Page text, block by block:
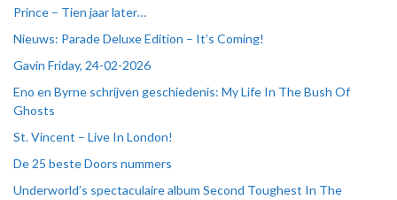
Prince – Tien jaar later…
Nieuws: Parade Deluxe Edition – It’s Coming!
Gavin Friday, 24-02-2026
Eno en Byrne schrijven geschiedenis: My Life In The Bush Of
Ghosts
St. Vincent – Live In London!
De 25 beste Doors nummers
Underworld’s spectaculaire album Second Toughest In The